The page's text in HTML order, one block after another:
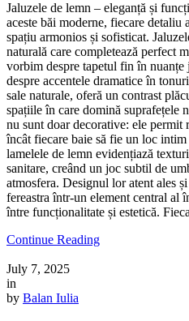
Jaluzele de lemn – eleganță și
aceste băi moderne, fiecare detaliu
spațiu armonios și sofisticat.
naturală care completează perfect
vorbim despre tapetul fin în nuanțe
despre accentele dramatice în
sale naturale, oferă un contrast
spațiile în care domină suprafețele
nu sunt doar decorative: ele permit
încât fiecare baie să fie un loc
lamelele de lemn evidențiază
sanitare, creând un joc subtil de
atmosfera. Designul lor atent ales
fereastra într-un element central al
între funcționalitate și estetică.
Continue Reading
July 7, 2025
in
by Balan Iulia